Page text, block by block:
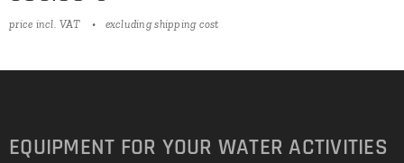
price incl. VAT excluding shipping cost
EQUIPMENT FOR YOUR WATER ACTIVITIES